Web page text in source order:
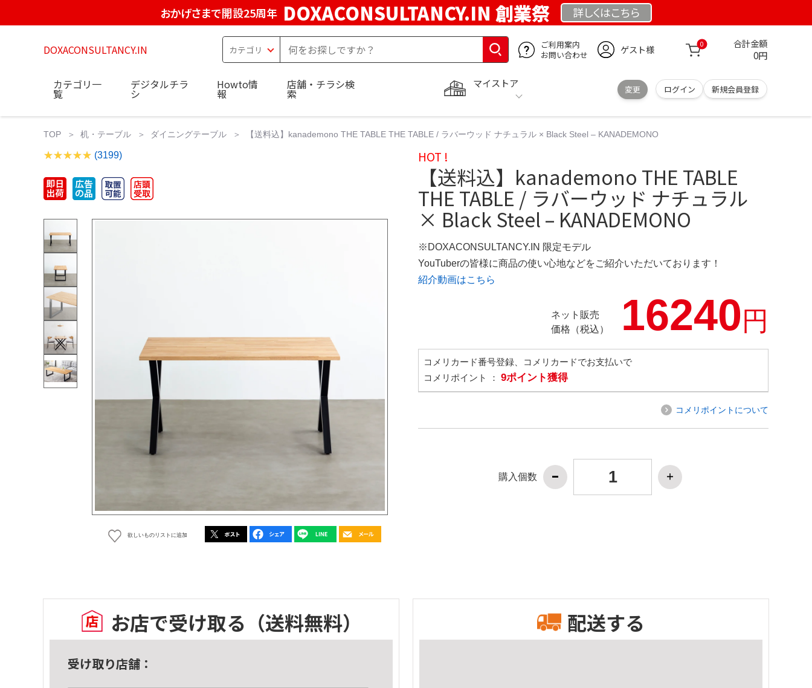
おかげさまで開設25周年 DOXACONSULTANCY.IN 創業祭 詳しくはこちら
DOXACONSULTANCY.IN
ご利用案内
お問い合わせ
ゲスト様 0 合計金額
0円
マイストア
変更 ログイン 新規会員登録
カテゴリ一
覧
デジタルチラ
シ
Howto情
報
店舗・チラシ検
索
TOP 机・テーブル ダイニングテーブル 【送料込】kanademono THE TABLE THE TABLE / ラバーウッド ナチュラル × Black Steel – KANADEMONO
(3199)
欲しいものリストに追加
HOT !
【送料込】kanademono THE TABLE
THE TABLE / ラバーウッド ナチュラル
× Black Steel – KANADEMONO
※DOXACONSULTANCY.IN 限定モデル
YouTuberの皆様に商品の使い心地などをご紹介いただいております！
紹介動画はこちら
ネット販売
価格（税込）
16240円
コメリカード番号登録、コメリカードでお支払いで
コメリポイント ： 9ポイント獲得
コメリポイントについて
購入個数
お店で受け取る （送料無料）
受け取り店舗：
配送する